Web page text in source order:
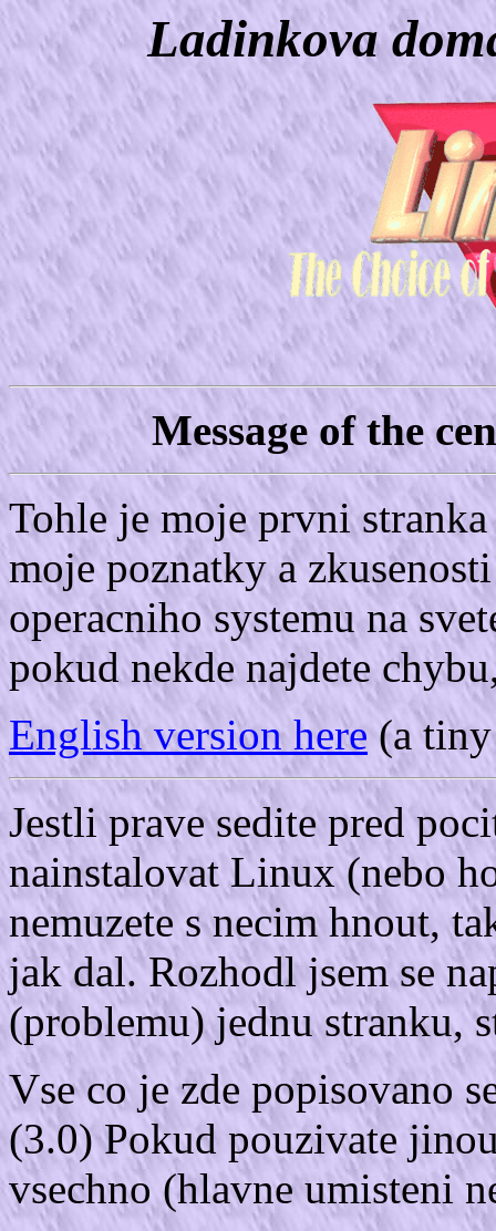
Ladinkova
Message of the
Tohle je moje prvni
moje poznatky a
operacniho systemu na
pokud nekde najdete
English version here (a
Jestli prave sedite pred
nainstalovat Linux (nebo
nemuzete s necim hnout,
jak dal. Rozhodl jsem se
(problemu) jednu stranku,
Vse co je zde popisovano
(3.0) Pokud pouzivate
vsechno (hlavne umisteni